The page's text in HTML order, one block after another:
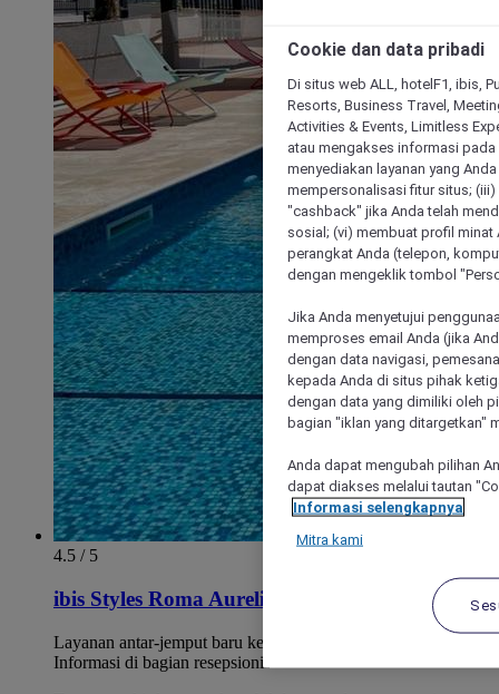
4.5 / 5
ibis Styles Roma Aurelia
Layanan antar-jemput baru ke/dari Metro Ottaviano.
Informasi di bagian resepsionis
Cookie dan data pribadi
Di situs web ALL, hotelF1, ibis,
Resorts, Business Travel,
Activities & Events, Limitless
atau mengakses informasi
menyediakan layanan yang
mempersonalisasi fitur situs;
"cashback" jika Anda telah
sosial; (vi) membuat profil
perangkat Anda (telepon,
dengan mengeklik tombol
Jika Anda menyetujui
memproses email Anda (jika
dengan data navigasi,
kepada Anda di situs pihak
dengan data yang dimiliki oleh
bagian "iklan yang ditargetkan"
Anda dapat mengubah pilihan
dapat diakses melalui tautan
Informasi selengkapnya
Mitra kami